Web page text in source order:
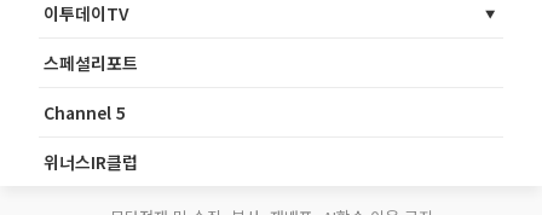
이투데이TV
스페셜리포트
Channel 5
위너스IR클럽